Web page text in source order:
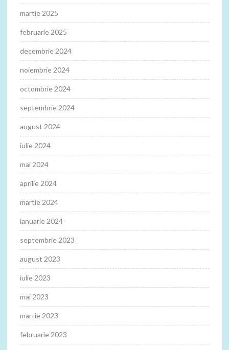
martie 2025
februarie 2025
decembrie 2024
noiembrie 2024
octombrie 2024
septembrie 2024
august 2024
iulie 2024
mai 2024
aprilie 2024
martie 2024
ianuarie 2024
septembrie 2023
august 2023
iulie 2023
mai 2023
martie 2023
februarie 2023